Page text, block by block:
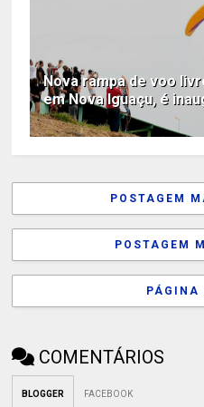
Nova rampa de voo
em Nova Iguaçu, é
POSTAGEM
POSTAGEM
COMENTÁRIOS
BLOGGER FACEBOOK